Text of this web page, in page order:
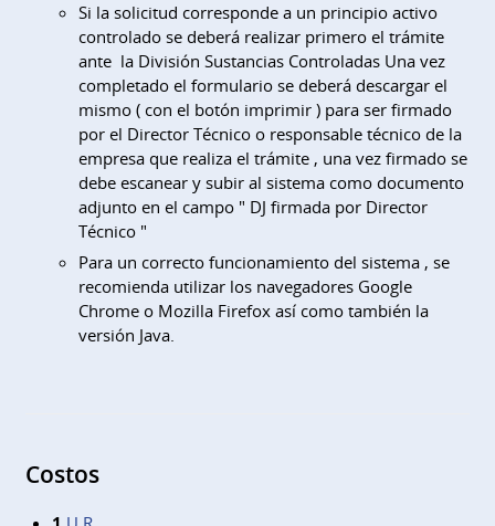
Si la solicitud corresponde a un principio activo
controlado se deberá realizar primero el trámite
ante la División Sustancias Controladas Una vez
completado el formulario se deberá descargar el
mismo ( con el botón imprimir ) para ser firmado
por el Director Técnico o responsable técnico de la
empresa que realiza el trámite , una vez firmado se
debe escanear y subir al sistema como documento
adjunto en el campo " DJ firmada por Director
Técnico "
Para un correcto funcionamiento del sistema , se
recomienda utilizar los navegadores Google
Chrome o Mozilla Firefox así como también la
versión Java.
Costos